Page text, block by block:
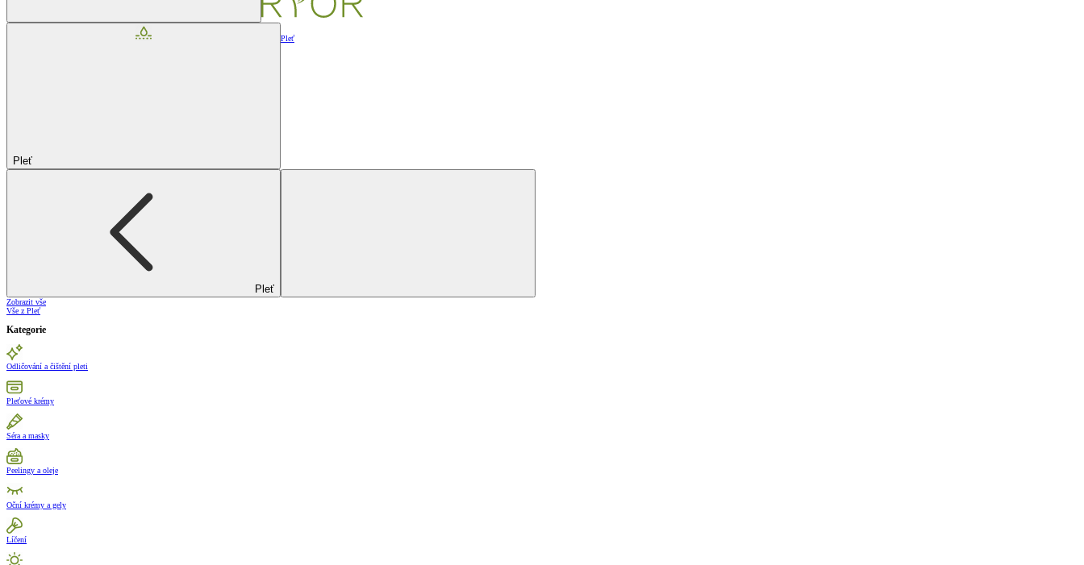
Pleť
Pleť
Pleť
Zobrazit vše
Vše z Pleť
Kategorie
Odličování a čištění pleti
Pleťové krémy
Séra a masky
Peelingy a oleje
Oční krémy a gely
Líčení